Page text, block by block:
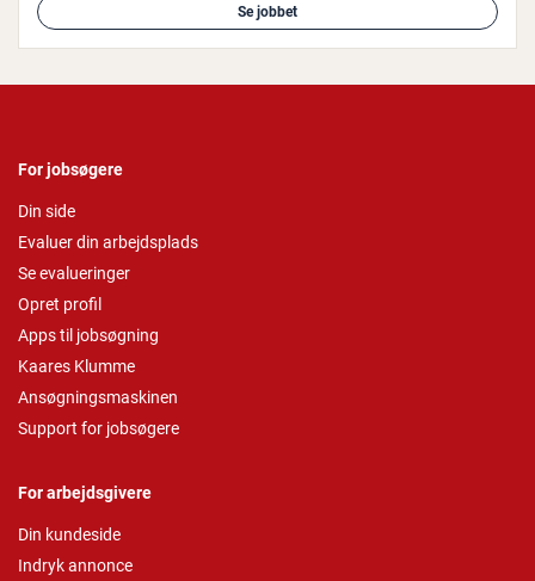
Se jobbet
For jobsøgere
Din side
Evaluer din arbejdsplads
Se evalueringer
Opret profil
Apps til jobsøgning
Kaares Klumme
Ansøgningsmaskinen
Support for jobsøgere
For arbejdsgivere
Din kundeside
Indryk annonce